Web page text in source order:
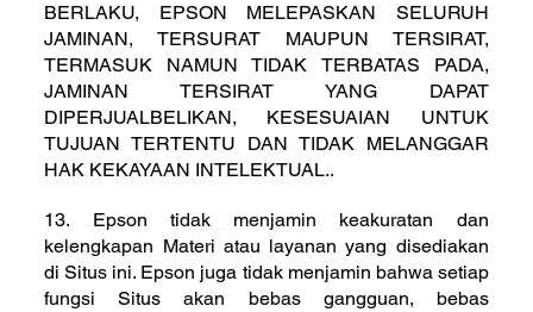
BERLAKU, EPSON MELEPASKAN SELURUH
JAMINAN, TERSURAT MAUPUN TERSIRAT,
TERMASUK NAMUN TIDAK TERBATAS PADA,
JAMINAN TERSIRAT YANG DAPAT
DIPERJUALBELIKAN, KESESUAIAN UNTUK
TUJUAN TERTENTU DAN TIDAK MELANGGAR
HAK KEKAYAAN INTELEKTUAL..
13. Epson tidak menjamin keakuratan dan
kelengkapan Materi atau layanan yang disediakan
di Situs ini. Epson juga tidak menjamin bahwa setiap
fungsi Situs akan bebas gangguan, bebas